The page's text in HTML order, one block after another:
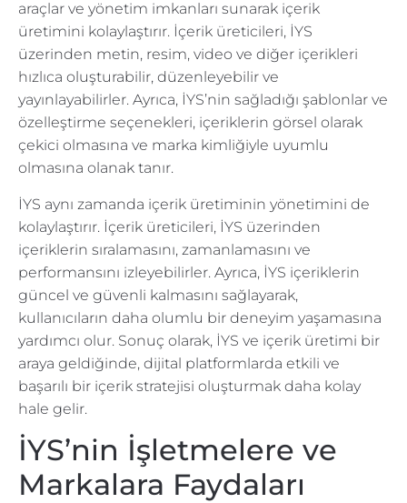
araçlar ve yönetim imkanları sunarak içerik
üretimini kolaylaştırır. İçerik üreticileri, İYS
üzerinden metin, resim, video ve diğer içerikleri
hızlıca oluşturabilir, düzenleyebilir ve
yayınlayabilirler. Ayrıca, İYS’nin sağladığı şablonlar ve
özelleştirme seçenekleri, içeriklerin görsel olarak
çekici olmasına ve marka kimliğiyle uyumlu
olmasına olanak tanır.
İYS aynı zamanda içerik üretiminin yönetimini de
kolaylaştırır. İçerik üreticileri, İYS üzerinden
içeriklerin sıralamasını, zamanlamasını ve
performansını izleyebilirler. Ayrıca, İYS içeriklerin
güncel ve güvenli kalmasını sağlayarak,
kullanıcıların daha olumlu bir deneyim yaşamasına
yardımcı olur. Sonuç olarak, İYS ve içerik üretimi bir
araya geldiğinde, dijital platformlarda etkili ve
başarılı bir içerik stratejisi oluşturmak daha kolay
hale gelir.
İYS’nin İşletmelere ve
Markalara Faydaları